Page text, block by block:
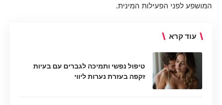
המושפע לפני הפעילות המינית.
עוד קרא
טיפול נפשי ותמיכה לגברים עם בעיות
זקפה בעזרת נערות ליווי